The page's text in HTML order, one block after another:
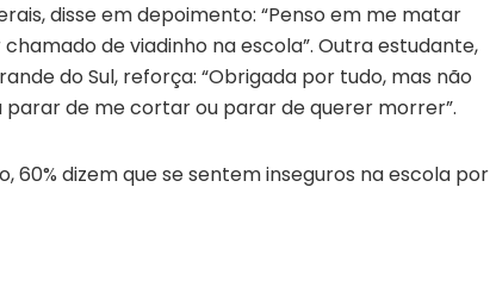
disse em depoimento: “Penso em me matar
de viadinho na escola”. Outra estudante,
do Sul, reforça: “Obrigada por tudo, mas não
parar de me cortar ou parar de querer morrer”.
dizem que se sentem inseguros na escola por